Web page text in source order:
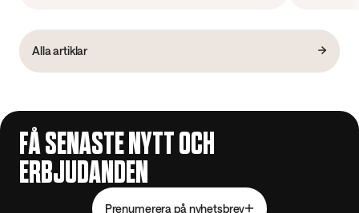
Alla artiklar
FÅ SENASTE NYTT OCH
ERBJUDANDEN
Prenumerera på nyhetsbrev